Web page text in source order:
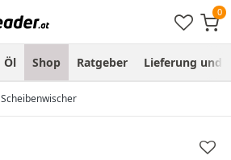
Öl Shop Ratgeber Lieferung und
Scheibenwischer